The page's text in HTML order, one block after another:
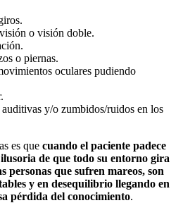
o visión doble.
o piernas.
oculares pudiendo
auditivas y/o zumbidos/ruidos en los
es que cuando el paciente padece
de que todo su entorno gira
personas que sufren mareos, son
y en desequilibrio llegando en
pérdida del conocimiento.